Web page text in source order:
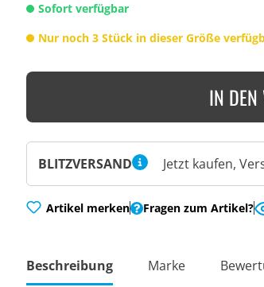
Sofort verfügbar
Nur noch 3 Stück in dieser Größe
IN DEN
BLITZVERSAND Jetzt kaufen,
Artikel merken Fragen zum Artikel?
Beschreibung Marke